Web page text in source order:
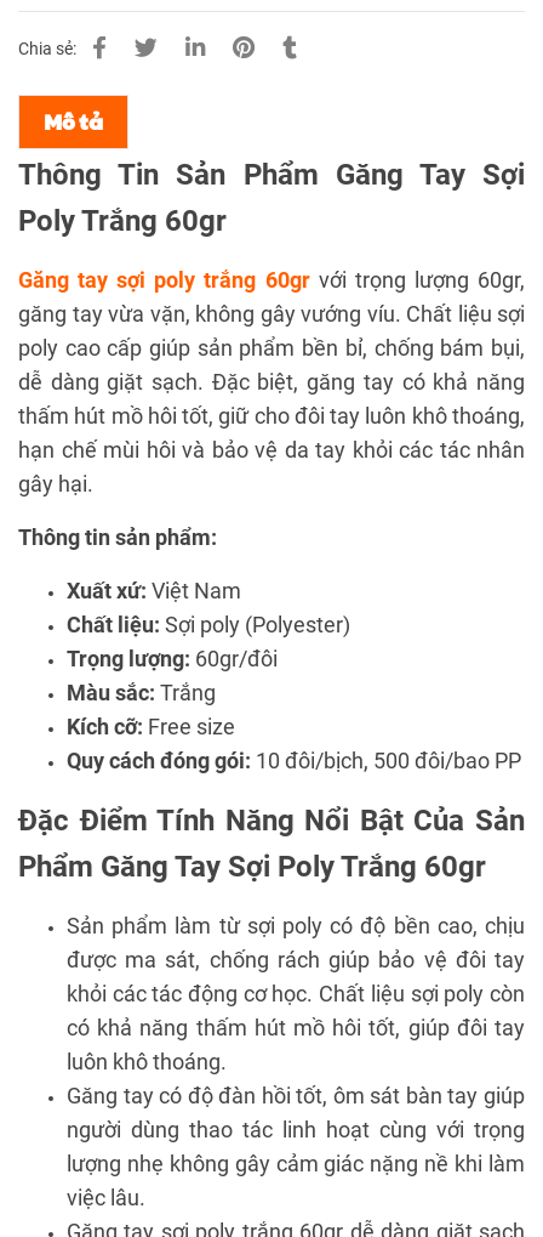
Chia sẻ:
Mô tả
Thông Tin Sản Phẩm Găng Tay Sợi
Poly Trắng 60gr
Găng tay sợi poly trắng 60grvới trọng lượng 60gr,
găng tay vừa vặn, không gây vướng víu. Chất liệu sợi
poly cao cấp giúp sản phẩm bền bỉ, chống bám bụi,
dễ dàng giặt sạch. Đặc biệt, găng tay có khả năng
thấm hút mồ hôi tốt, giữ cho đôi tay luôn khô thoáng,
hạn chế mùi hôi và bảo vệ da tay khỏi các tác nhân
gây hại.
Thông tin sản phẩm:
Xuất xứ: Việt Nam
Chất liệu: Sợi poly (Polyester)
Trọng lượng: 60gr/đôi
Màu sắc: Trắng
Kích cỡ: Free size
Quy cách đóng gói: 10 đôi/bịch, 500 đôi/bao PP
Đặc Điểm Tính Năng Nổi Bật Của Sản
Phẩm Găng Tay Sợi Poly Trắng 60gr
Sản phẩm làm từ sợi poly có độ bền cao, chịu
được ma sát, chống rách giúp bảo vệ đôi tay
khỏi các tác động cơ học. Chất liệu sợi poly còn
có khả năng thấm hút mồ hôi tốt, giúp đôi tay
luôn khô thoáng.
Găng tay có độ đàn hồi tốt, ôm sát bàn tay giúp
người dùng thao tác linh hoạt cùng với trọng
lượng nhẹ không gây cảm giác nặng nề khi làm
việc lâu.
Găng tay sợi poly trắng 60gr dễ dàng giặt sạch